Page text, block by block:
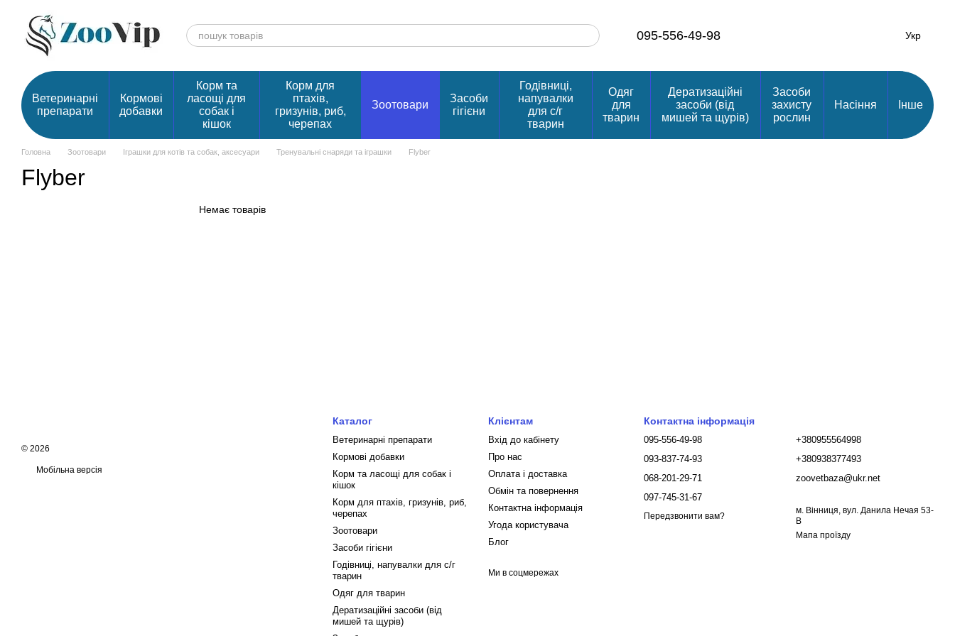
095-556-49-98 Укр
Ветеринарні
препарати
Кормові
добавки
Корм та
ласощі для
собак і
кішок
Корм для
птахів,
гризунів, риб,
черепах
Зоотовари
Засоби
гігієни
Годівниці,
напувалки
для с/г
тварин
Одяг
для
тварин
Дератизаційні
засоби (від
мишей та щурів)
Засоби
захисту
рослин
Насіння Інше
Головна Зоотовари Іграшки для котів та собак, аксесуари Тренувальні снаряди та іграшки Flyber
Flyber
Немає товарів
© 2026
Мобільна версія
Каталог
Ветеринарні препарати
Кормові добавки
Корм та ласощі для собак і
кішок
Корм для птахів, гризунів, риб,
черепах
Зоотовари
Засоби гігієни
Годівниці, напувалки для с/г
тварин
Одяг для тварин
Дератизаційні засоби (від
мишей та щурів)
Клієнтам
Вхід до кабінету
Про нас
Оплата і доставка
Обмін та повернення
Контактна інформація
Угода користувача
Блог
Ми в соцмережах
Контактна інформація
095-556-49-98
093-837-74-93
068-201-29-71
097-745-31-67
Передзвонити вам?
+380955564998
+380938377493
zoovetbaza@ukr.net
м. Вінниця, вул. Данила Нечая 53-
В
Мапа проїзду